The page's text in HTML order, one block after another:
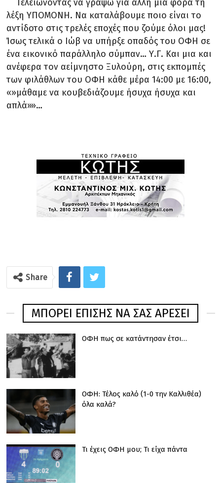
Τελειώνοντας να γράψω για άλλη μία φορά τη
λέξη ΥΠΟΜΟΝΗ. Να καταλάβουμε ποιο είναι το
αντίδοτο στις τρελές εποχές που ζούμε όλοι μας!
Ίσως τελικά ο Ιώβ να υπήρξε οπαδός του ΟΦΗ σε
ένα εικονικό παράλληλο σύμπαν… Υ.Γ. Και μια και
ανέφερα τον αείμνηστο Ξυλούρη, στις εκπομπές
των φιλάθλων του ΟΦΗ κάθε μέρα 14:00 με 16:00,
«»μάθαμε να κουβεδιάζουμε ήσυχα ήσυχα και
απλά»»…
Share
ΜΠΟΡΕΊ ΕΠΊΣΗΣ ΝΑ ΣΑΣ ΑΡΈΣΕΙ
ΟΦΗ πως σε κατάντησαν έτσι…
ΟΦΗ: Τέλος καλό (1-0 την Καλλιθέα)
όλα καλά?
Τι έχεις ΟΦΗ μου; Τι είχα πάντα